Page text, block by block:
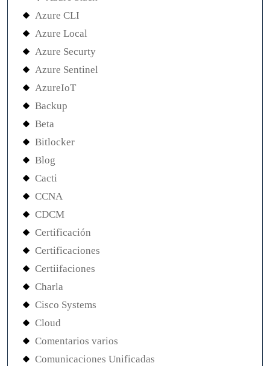
Azure CLI
Azure Local
Azure Securty
Azure Sentinel
AzureIoT
Backup
Beta
Bitlocker
Blog
Cacti
CCNA
CDCM
Certificación
Certificaciones
Certiifaciones
Charla
Cisco Systems
Cloud
Comentarios varios
Comunicaciones Unificadas